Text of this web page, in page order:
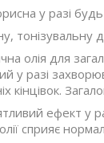
у разі
тонізувальну
олія для
у разі
кінцівок.
ефект у
сприяє